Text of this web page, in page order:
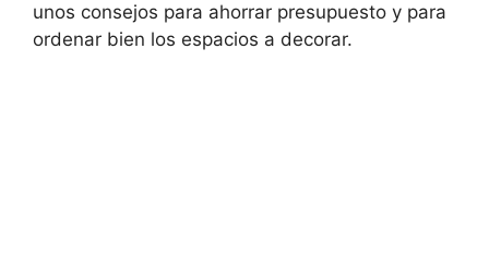
unos consejos para ahorrar presupuesto y para
ordenar bien los espacios a decorar.